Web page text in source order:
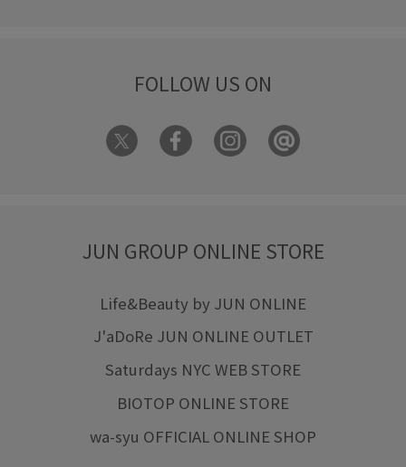
FOLLOW US ON
JUN GROUP ONLINE STORE
Life&Beauty by JUN ONLINE
J'aDoRe JUN ONLINE OUTLET
Saturdays NYC WEB STORE
BIOTOP ONLINE STORE
wa-syu OFFICIAL ONLINE SHOP